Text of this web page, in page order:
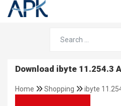
Download ibyte 11.254.3
Home Shopping ibyte